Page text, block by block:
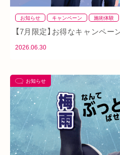
お知らせ キャンペーン 施術体験
【7月限定】お得なキャンペー
2026.06.30
お知らせ